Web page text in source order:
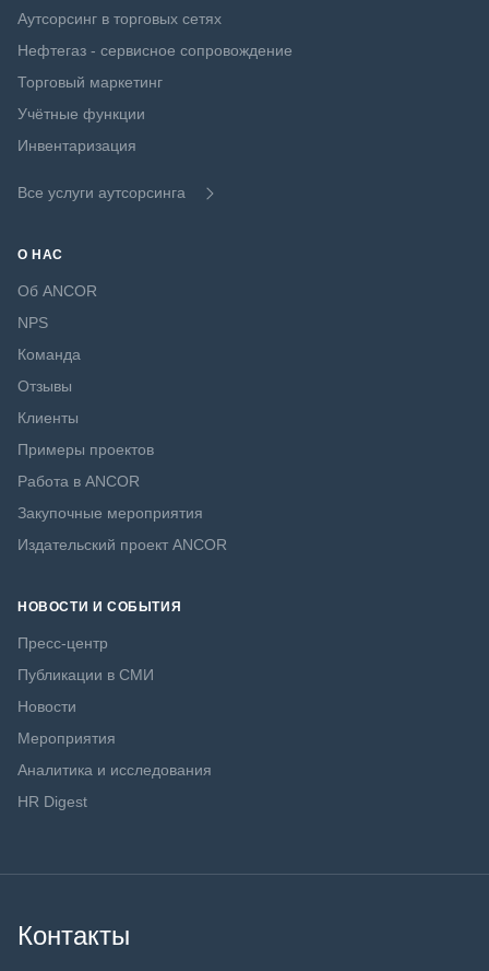
Аутсорсинг в торговых сетях
Нефтегаз - сервисное сопровождение
Торговый маркетинг
Учётные функции
Инвентаризация
Все услуги аутсорсинга
О НАС
Об ANCOR
NPS
Команда
Отзывы
Клиенты
Примеры проектов
Работа в ANCOR
Закупочные мероприятия
Издательский проект ANCOR
НОВОСТИ И СОБЫТИЯ
Пресс-центр
Публикации в СМИ
Новости
Мероприятия
Аналитика и исследования
HR Digest
Контакты